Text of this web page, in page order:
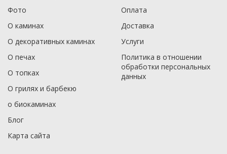
Фото
О каминах
О декоративных каминах
О печах
О топках
О грилях и барбекю
о биокаминах
Блог
Карта сайта
Оплата
Доставка
Услуги
Политика в отношении
обработки персональных
данныx